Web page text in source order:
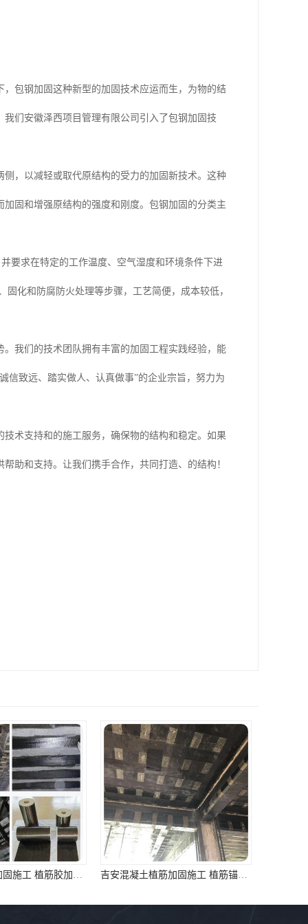
包钢加固这种新型的加固技术应运而生，为物的结
们安徽泽西项目管理有限公司引入了包钢加固技
，以减轻或取代原结构的受力的加固新技术。这种
固和增强原结构的强度和刚度。包钢加固的分类主
要求在特定的工作温度、空气湿度和环境条件下进
化和防腐防火处理等步骤，工艺简便，成本较低，
我们的技术团队拥有丰富的加固工程实践经验，能
信致远、踏实做人、认真做事”的企业宗旨，努力为
术支持和的施工服务，确保物的结构和稳定。如果
助和支持。让我们携手合作，共同打造、的结构！
滁州房屋植筋加固施工 植筋胶加固 资质齐全 施工队案例经验.. 吉安混凝土植筋加固施工 植筋锚固 资质齐全 施工队案例经验..